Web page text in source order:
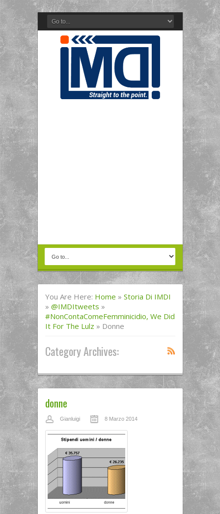
You Are Here: Home » Storia Di IMDI
» @IMDItweets »
#NonContaComeFemminicidio, We Did
It For The Lulz » Donne
Category Archives:
donne
Gianluigi 8 Marzo 2014